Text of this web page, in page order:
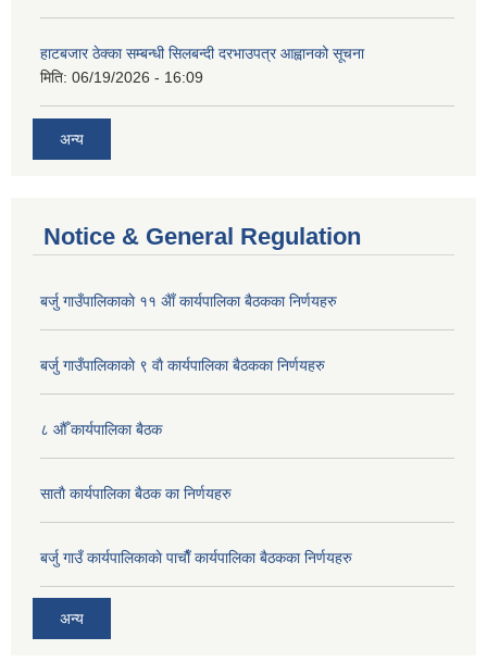
हाटबजार ठेक्का सम्बन्धी सिलबन्दी दरभाउपत्र आह्वानको सूचना
मिति: 06/19/2026 - 16:09
अन्य
Notice & General Regulation
बर्जु गाउँपालिकाकाे ११ अैाँ कार्यपालिका बैठकका निर्णयहरु
बर्जु गाउँपालिकाकाे ९ वाै‌ कार्यपालिका बैठकका निर्णयहरु
८ औँ कार्यपालिका बैठक
साताै‌ कार्यपालिका बैठक का निर्णयहरु
बर्जु गाउँ कार्यपालिकाकाे पाचाै‌ँ कार्यपालिका बैठकका निर्णयहरु
अन्य